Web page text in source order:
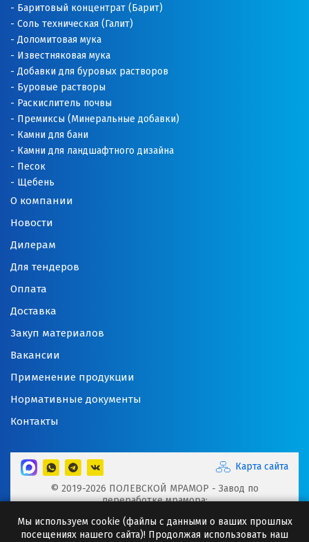
О компании
Новости
Дилерам
Для тендеров
Оплата
Доставка
Закуп материалов
Вакансии
Применение продукции
Нормативные документы
Контакты
Баритовый концентрат (Барит)
Соль техническая (Галит)
Доломитовая мука
Известняковая мука
Добавки для буровых растворов
Буровые растворы
Раскислитель почвы
Премиксы (Минеральные добавки)
Камни для бани
Камни для ландшафтного дизайна
Песок
Щебень
Карта сайта
© 2019-2026 ПОЛЕВСКОЙ МРАМОР - Завод по
переработке мрамора:
Минеральные порошки, Добавки для буровых растворов
Мы используем cookie (файлы с данными о ваших прошлых
посещениях нашего сайта)! Продолжая использовать наш